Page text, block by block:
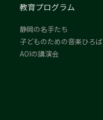
教育プログラム
静岡の名手たち
子どものための音楽ひろば
AOIの講演会